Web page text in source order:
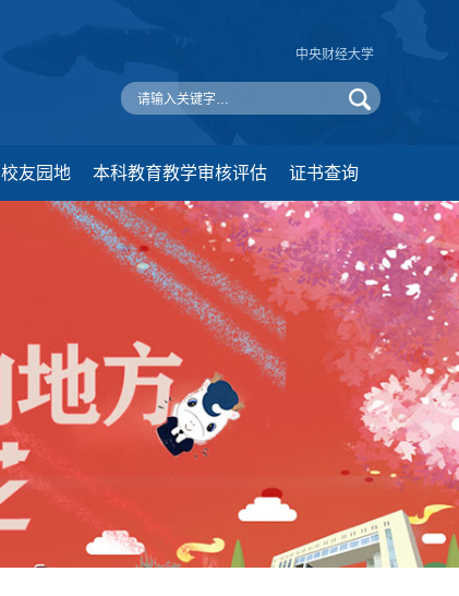
中央财经大学
校友园地 本科教育教学审核评估 证书查询